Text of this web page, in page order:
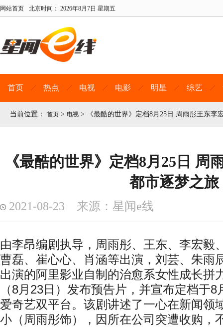
网站首页 北京时间： 2026年8月7日 星期五
首页 热点 电视 电影 明星 综艺
当前位置： 首页 > 电视 > 《最酷的世界》定档8月25日 周雨彤王东李
《最酷的世界》定档8月25日 周
都市逐梦之旅
2021-08-23 来源：星闻e线
由李昂编剧执导，周雨彤、王东、李宏毅
曹磊、崔心心、肖涵等出演，刘芸、朱雨
出演的阿里影业自制的治愈系女性成长拼
（8月 23日）发布预告片，并宣布定档于8
爱奇艺双平台。该剧讲述了一心在新闻领
小（周雨彤饰），因所在公司突遭收购，